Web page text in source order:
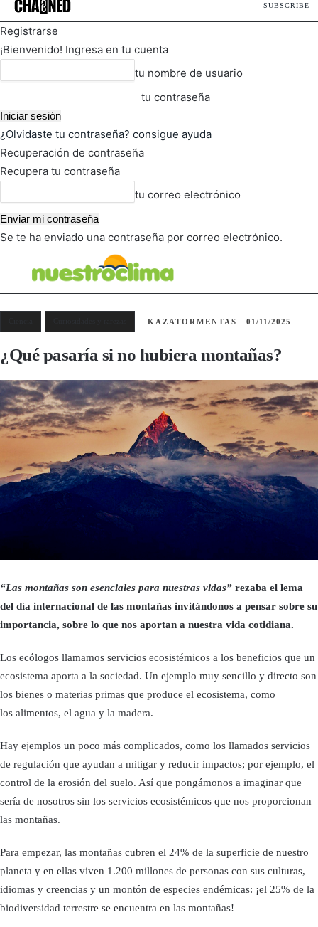
SUBSCRIBE
Registrarse
¡Bienvenido! Ingresa en tu cuenta
tu nombre de usuario
tu contraseña
¿Olvidaste tu contraseña? consigue ayuda
Recuperación de contraseña
Recupera tu contraseña
tu correo electrónico
Se te ha enviado una contraseña por correo electrónico.
KAZATORMENTAS 01/11/2025
¿Qué pasaría si no hubiera montañas?
“Las montañas son esenciales para nuestras vidas” rezaba el lema
del día internacional de las montañas invitándonos a pensar sobre su
importancia, sobre lo que nos aportan a nuestra vida cotidiana.
Los ecólogos llamamos servicios ecosistémicos a los beneficios que un
ecosistema aporta a la sociedad. Un ejemplo muy sencillo y directo son
los bienes o materias primas que produce el ecosistema, como
los alimentos, el agua y la madera.
Hay ejemplos un poco más complicados, como los llamados servicios
de regulación que ayudan a mitigar y reducir impactos; por ejemplo, el
control de la erosión del suelo. Así que pongámonos a imaginar que
sería de nosotros sin los servicios ecosistémicos que nos proporcionan
las montañas.
Para empezar, las montañas cubren el 24% de la superficie de nuestro
planeta y en ellas viven 1.200 millones de personas con sus culturas,
idiomas y creencias y un montón de especies endémicas: ¡el 25% de la
biodiversidad terrestre se encuentra en las montañas!